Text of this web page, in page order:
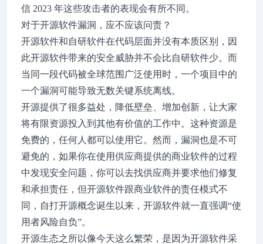
信 2023 年这些攻击者的表现会有所不同。
对于开源软件漏洞，应不应该问责？
开源软件和自研软件在代码层面并没有本质区别，因
此开源软件带来的安全威胁并不会比自研软件少。而
当同一段代码被全球范围广泛使用时，一个项目中的
一个漏洞可能导致无数关键系统离线。
开源提供了很多益处，降低壁垒、增加创新，让大家
将有限资源投入到其他有价值的工作中。这种资源是
免费的，任何人都可以使用它。然而，漏洞也是不可
避免的，如果你在使用供应商提供的商业软件的过程
中发现安全问题，你可以去找供应商并要求他们修复
和承担责任，但开源软件跟商业软件的责任模式不
同，自打开源概念诞生以来，开源软件就一直强调“使
用者风险自负”。
开源生态之所以像今天这么繁荣，是因为开源软件采